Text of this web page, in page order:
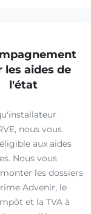
les aides de
l'état
nous vous
aux aides
Nous vous
les dossiers
Advenir, le
et la TVA à